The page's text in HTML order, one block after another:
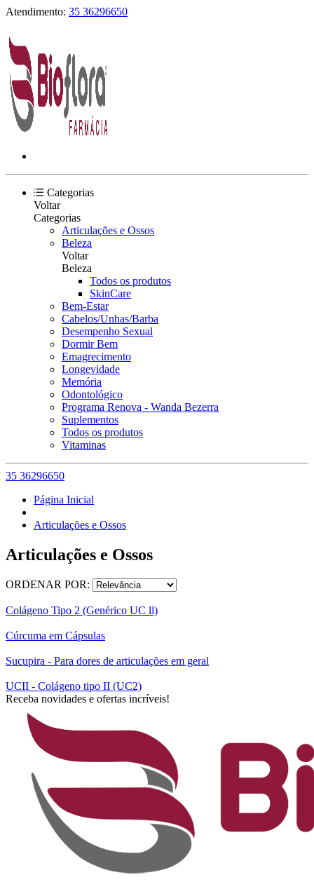
Atendimento: 35 36296650
Categorias
Voltar
Categorias
Articulações e Ossos
Beleza
Voltar
Beleza
Todos os produtos
SkinCare
Bem-Estar
Cabelos/Unhas/Barba
Desempenho Sexual
Dormir Bem
Emagrecimento
Longevidade
Memória
Odontológico
Programa Renova - Wanda Bezerra
Suplementos
Todos os produtos
Vitaminas
35 36296650
Página Inicial
Articulações e Ossos
Articulações e Ossos
ORDENAR POR:
Colágeno Tipo 2 (Genérico UC ll)
Cúrcuma em Cápsulas
Sucupira - Para dores de articulações em geral
UCII - Colágeno tipo II (UC2)
Receba novidades e ofertas incríveis!